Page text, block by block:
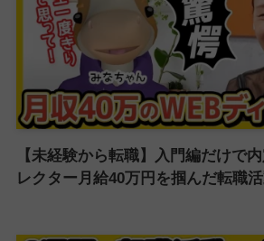
【未経験から転職】入門編だけで
レクター月給40万円を掴んだ転職